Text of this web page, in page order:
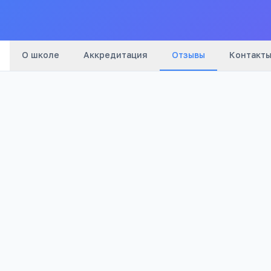
О школе Аккредитация Отзывы Контакты